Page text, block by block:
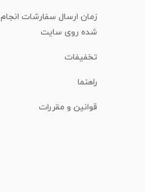
زمان ارسال سفارشات انجام
شده روی سایت
تخفیفات
راهنما
قوانین و مقررات